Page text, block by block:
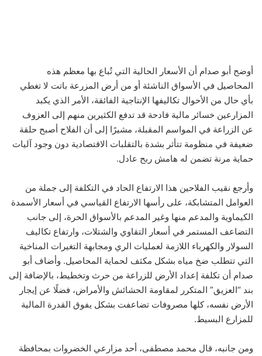
أوضح أبو صدام أن الأسعار الحالية التي تُباع بها معظم هذه
المحاصيل في الأسواق الناشئة أو من أرض المزرعة باتت لا تغطي
بأي حال من الأحوال تكاليفها الإنتاجية الفائقة، الأمر الذي يكبد
المزارعين خسائر مالية فادحة قد تدفع الكثيرين منهم إلى العزوف
عن الزراعة في المواسم المقبلة، مشيرًا إلى أن الفلاح أصبح حلقة
ضعيفة في منظومة تتأثر بشدة بالتقلبات الاقتصادية دون وجود آليات
حماية مرنة تضمن له هامش ربح عادل.
وأرجع نقيب الفلاحين هذا الارتفاع الحاد في التكلفة إلى جملة من
العوامل المتشابكة، على رأسها الارتفاع القياسي في أسعار الأسمدة
الكيماوية والمدعم منها وغير المدعم بالأسواق الحرة، إلى جانب
التضاعف المستمر في أسعار التقاوي والشتلات، وارتفاع تكاليف
السولار والكهرباء اللازمة لعمليات الري ومجابهة التغيرات المناخية
التي تتطلب ضخ مياه بشكل مكثف لحماية المحاصيل. وأضاف أبو
صدام أن تكلفة إعداد الأرض للزراعة من حرث وتخطيط، بالإضافة إلى
بند “العزيق” المتكرر لمقاومة الحشائش والأمراض، فضلًا عن إيجار
الأرض نفسه، كلها مصروفات تضاعفت بشكل يفوق القدرة المالية
للمزارع البسيط.
ومن جانبه، قال محمد مصطفى، أحد مزارعي الخضروات بمحافظة